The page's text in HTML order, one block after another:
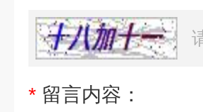
* 留言内容：